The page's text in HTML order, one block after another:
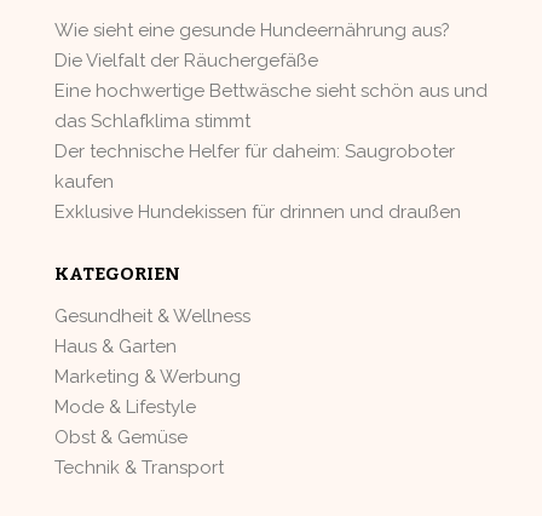
Wie sieht eine gesunde Hundeernährung aus?
Die Vielfalt der Räuchergefäße
Eine hochwertige Bettwäsche sieht schön aus und
das Schlafklima stimmt
Der technische Helfer für daheim: Saugroboter
kaufen
Exklusive Hundekissen für drinnen und draußen
KATEGORIEN
Gesundheit & Wellness
Haus & Garten
Marketing & Werbung
Mode & Lifestyle
Obst & Gemüse
Technik & Transport